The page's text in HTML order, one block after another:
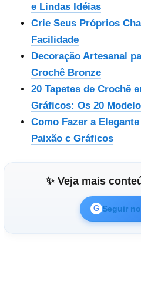
e Lindas Idéias
Crie Seus Próprios
Facilidade
Decoração Artesanal
Crochê Bronze
20 Tapetes de Crochê
Gráficos: Os 20
Como Fazer a
Paixão c Gráficos
✨ Veja mais
G Seguir